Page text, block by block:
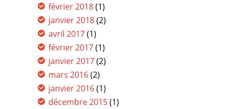
février 2018(1)
janvier 2018(2)
avril 2017(1)
février 2017(1)
janvier 2017(2)
mars 2016(2)
janvier 2016(1)
décembre 2015(1)